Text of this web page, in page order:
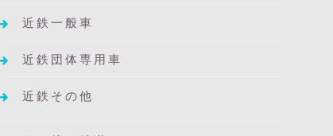
近鉄一般車
近鉄団体専用車
近鉄その他